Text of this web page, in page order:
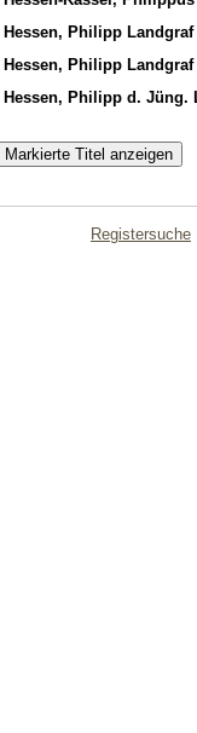
Hessen, Philipp Landgraf
Hessen, Philipp Landgraf
Hessen, Philipp d. Jüng.
Registersuche